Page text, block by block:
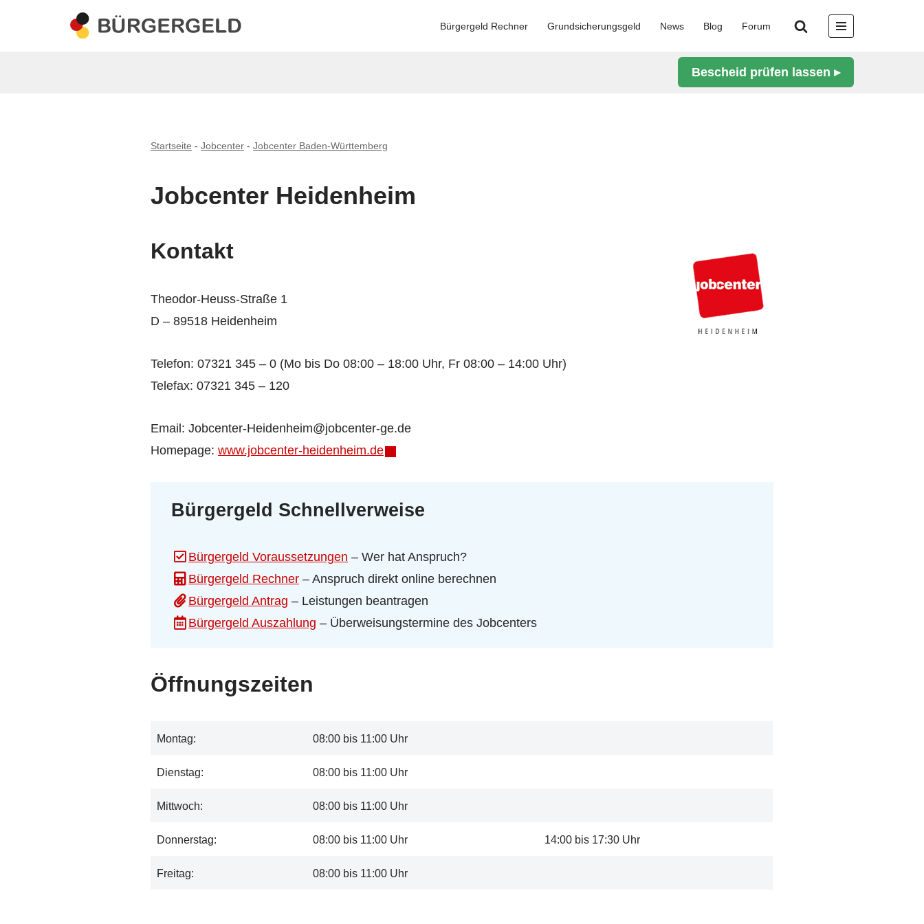
Bürgergeld Rechner Grundsicherungsgeld News Blog Forum
Bescheid prüfen lassen ▸
Startseite - Jobcenter - Jobcenter Baden-Württemberg
Jobcenter Heidenheim
Kontakt
Theodor-Heuss-Straße 1
D – 89518 Heidenheim
Telefon: 07321 345 – 0 (Mo bis Do 08:00 – 18:00 Uhr, Fr 08:00 – 14:00 Uhr)
Telefax: 07321 345 – 120
Email: Jobcenter-Heidenheim@jobcenter-ge.de
Homepage: www.jobcenter-heidenheim.de
Bürgergeld Schnellverweise
Bürgergeld Voraussetzungen – Wer hat Anspruch?
Bürgergeld Rechner – Anspruch direkt online berechnen
Bürgergeld Antrag – Leistungen beantragen
Bürgergeld Auszahlung – Überweisungstermine des Jobcenters
Öffnungszeiten
Montag: 08:00 bis 11:00 Uhr
Dienstag: 08:00 bis 11:00 Uhr
Mittwoch: 08:00 bis 11:00 Uhr
Donnerstag: 08:00 bis 11:00 Uhr 14:00 bis 17:30 Uhr
Freitag: 08:00 bis 11:00 Uhr